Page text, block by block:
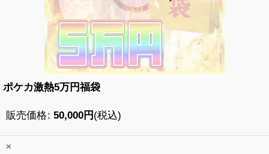
ポケカ激熱5万円福袋
販売価格: 50,000円 (税込)
×